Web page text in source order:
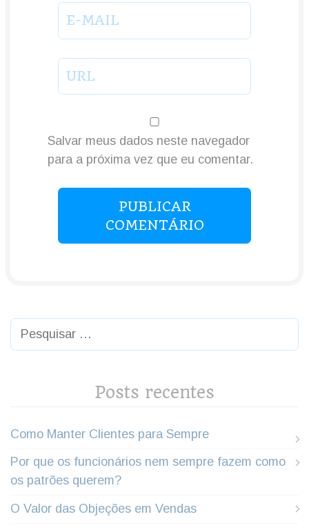
E-MAIL
URL
Salvar meus dados neste navegador
para a próxima vez que eu comentar.
PUBLICAR
COMENTÁRIO
Posts recentes
Como Manter Clientes para Sempre
Por que os funcionários nem sempre fazem como
os patrões querem?
O Valor das Objeções em Vendas